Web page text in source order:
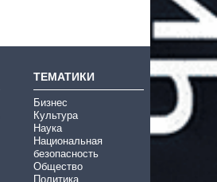
ТЕМАТИКИ
Бизнес
Культура
Наука
Национальная
безопасность
Общество
Политика